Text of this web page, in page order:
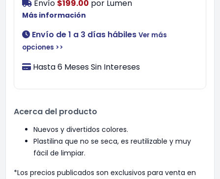
Envío $199.00 por Lumen
Más información
Envío de 1 a 3 días hábiles Ver más
opciones >>
Hasta 6 Meses Sin Intereses
Acerca del producto
Nuevos y divertidos colores.
Plastilina que no se seca, es reutilizable y muy
fácil de limpiar.
*Los precios publicados son exclusivos para venta en